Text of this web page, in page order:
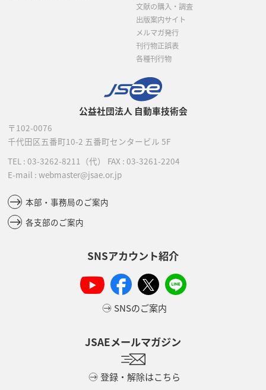
公益社団法人 自動車技術会
〒102-0076
千代田区五番町10-2 五番町センタービル 5F
TEL : 03-3262-8211 （代） FAX : 03-3261-2204
E-mail : webmaster@jsae.or.jp
本部・事務局のご案内
各支部のご案内
SNSアカウント紹介
SNSのご案内
JSAEメールマガジン
登録・解除はこちら
文献の購入・調査
出版案内サイト
メルマガ発行
刊行物正誤表
各種刊行物